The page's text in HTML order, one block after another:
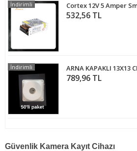
532,56 TL
İndirimli
789,96 TL
İndirimli
Güvenlik Kamera Kayıt Cihazı